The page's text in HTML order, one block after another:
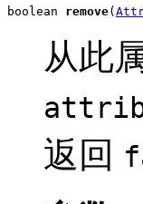
boolean remove(
从此
返回